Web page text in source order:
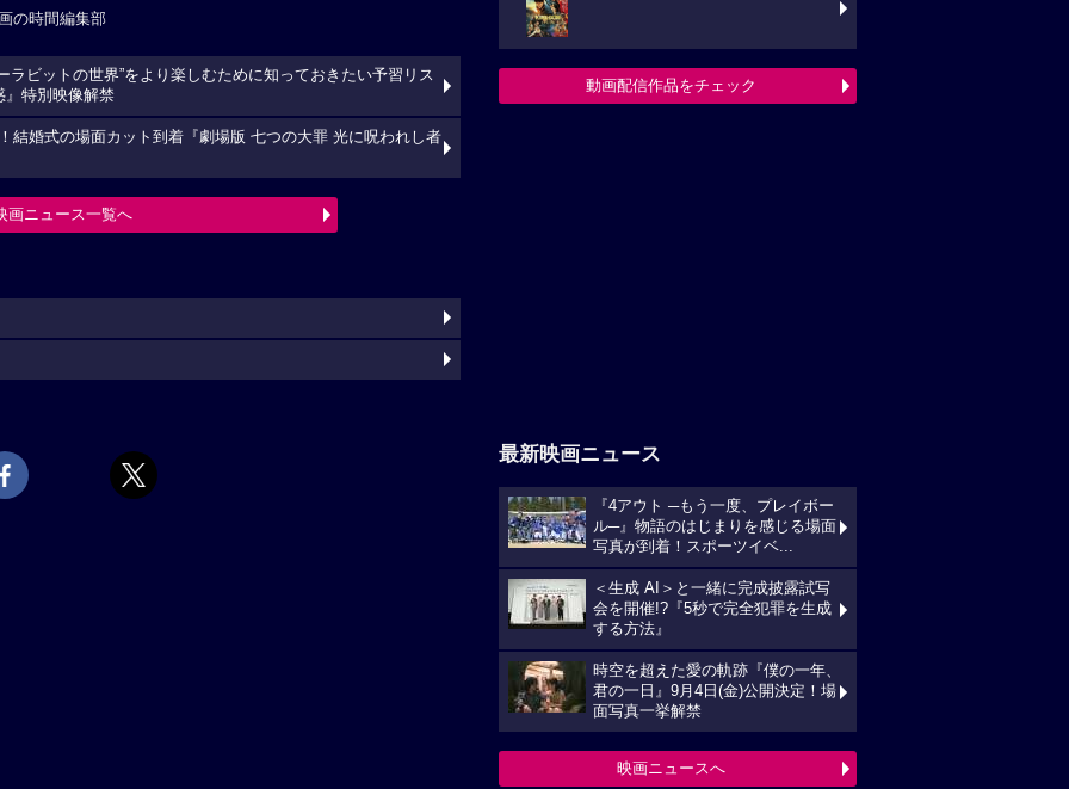
の時間編集部
ラビットの世界”をより楽しむために知っておきたい予習リス
』特別映像解禁
結婚式の場面カット到着『劇場版 七つの大罪 光に呪われし者
画ニュース一覧へ
動画配信作品をチェック
最新映画ニュース
『4アウト ─もう一度、プレイボー
ル─』物語のはじまりを感じる場面
写真が到着！スポーツイベ...
＜生成 AI＞と一緒に完成披露試写
会を開催!?『5秒で完全犯罪を生成
する方法』
時空を超えた愛の軌跡『僕の一年、
君の一日』9月4日(金)公開決定！場
面写真一挙解禁
映画ニュースへ